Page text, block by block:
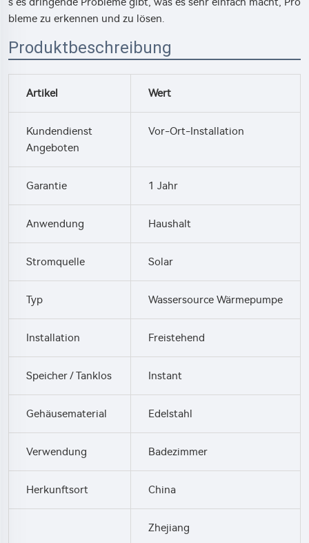
bleme zu erkennen und zu lösen.
Produktbeschreibung
Artikel Wert
Kundendienst
Angeboten
Vor-Ort-Installation
Garantie 1 Jahr
Anwendung Haushalt
Stromquelle Solar
Typ Wassersource Wärmepumpe
Installation Freistehend
Speicher / Tanklos Instant
Gehäusematerial Edelstahl
Verwendung Badezimmer
Herkunftsort China
Zhejiang